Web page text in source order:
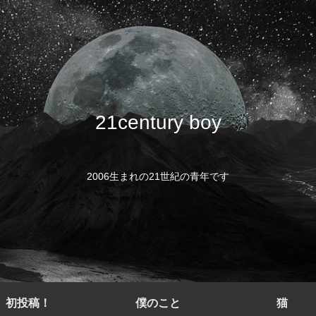
21century boy
2006生まれの21世紀の青年です
初投稿！ 僕のこと 猫